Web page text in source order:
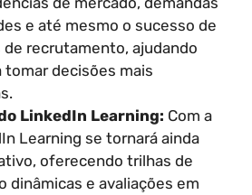
e até mesmo o sucesso de
de recrutamento, ajudando
tomar decisões mais
LinkedIn Learning: Com a
Learning se tornará ainda
oferecendo trilhas de
dinâmicas e avaliações em